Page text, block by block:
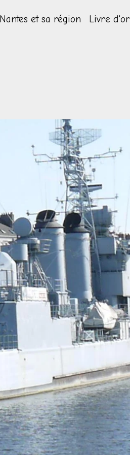
Nantes et sa région Livre d'or